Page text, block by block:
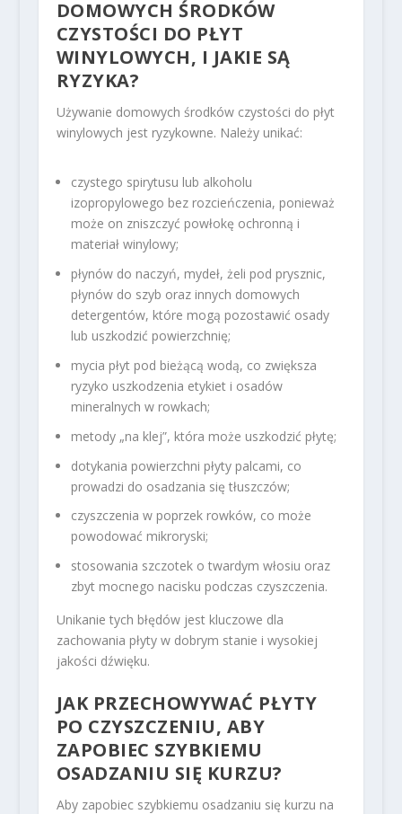
DOMOWYCH ŚRODKÓW
CZYSTOŚCI DO PŁYT
WINYLOWYCH, I JAKIE SĄ
RYZYKA?
Używanie domowych środków czystości do płyt
winylowych jest ryzykowne. Należy unikać:
czystego spirytusu lub alkoholu
izopropylowego bez rozcieńczenia, ponieważ
może on zniszczyć powłokę ochronną i
materiał winylowy;
płynów do naczyń, mydeł, żeli pod prysznic,
płynów do szyb oraz innych domowych
detergentów, które mogą pozostawić osady
lub uszkodzić powierzchnię;
mycia płyt pod bieżącą wodą, co zwiększa
ryzyko uszkodzenia etykiet i osadów
mineralnych w rowkach;
metody „na klej”, która może uszkodzić płytę;
dotykania powierzchni płyty palcami, co
prowadzi do osadzania się tłuszczów;
czyszczenia w poprzek rowków, co może
powodować mikroryski;
stosowania szczotek o twardym włosiu oraz
zbyt mocnego nacisku podczas czyszczenia.
Unikanie tych błędów jest kluczowe dla
zachowania płyty w dobrym stanie i wysokiej
jakości dźwięku.
JAK PRZECHOWYWAĆ PŁYTY
PO CZYSZCZENIU, ABY
ZAPOBIEC SZYBKIEMU
OSADZANIU SIĘ KURZU?
Aby zapobiec szybkiemu osadzaniu się kurzu na